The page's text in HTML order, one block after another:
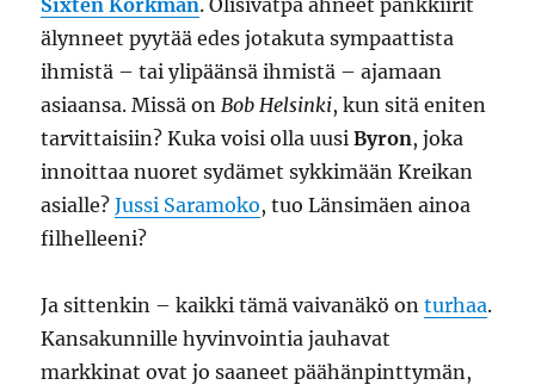
Sixten Korkman. Olisivatpa ahneet pankkiirit
älynneet pyytää edes jotakuta sympaattista
ihmistä – tai ylipäänsä ihmistä – ajamaan
asiaansa. Missä onBob Helsinki, kun sitä eniten
tarvittaisiin? Kuka voisi olla uusiByron, joka
innoittaa nuoret sydämet sykkimään Kreikan
asialle?Jussi Saramoko, tuo Länsimäen ainoa
filhelleeni?
Ja sittenkin – kaikki tämä vaivanäkö onturhaa.
Kansakunnille hyvinvointia jauhavat
markkinat ovat jo saaneet päähänpinttymän,